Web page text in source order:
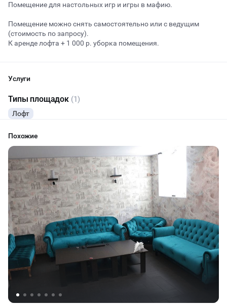
Помещение для настольных игр и игры в мафию.
Помещение можно снять самостоятельно или с ведущим
(стоимость по запросу).
К аренде лофта + 1 000 р. уборка помещения.
Услуги
Типы площадок (1)
Лофт
Начало
ДАННЫЙ ЛОФТ СЕЙЧАС НЕ АКТИВЕН
ОСТАВИТЬ ЗАЯВКУ
Вы можете отменить заявку в любой момент, это бесплатно
или поменять параметры с нашим менеджером после того, как
оставите заявку
🔥 8 человек интересовались этой площадкой сегодня
Похожие